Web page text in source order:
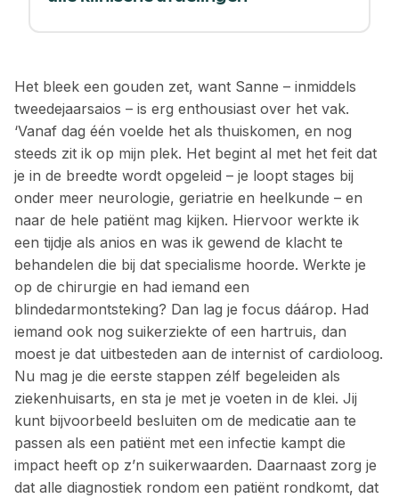
Het bleek een gouden zet, want Sanne – inmiddels
tweedejaarsaios – is erg enthousiast over het vak.
‘Vanaf dag één voelde het als thuis­komen, en nog
steeds zit ik op mijn plek. Het begint al met het feit dat
je in de breedte wordt opgeleid – je loopt stages bij
onder meer neurologie, geriatrie en heelkunde – en
naar de hele patiënt mag kijken. Hiervoor werkte ik
een tijdje als anios en was ik gewend de klacht te
behandelen die bij dat specialisme hoorde. Werkte je
op de chirurgie en had iemand een
blindedarmontsteking? Dan lag je focus dáárop. Had
iemand ook nog suikerziekte of een hartruis, dan
moest je dat uit­besteden aan de internist of cardioloog.
Nu mag je die eerste stappen zélf begeleiden als
ziekenhuisarts, en sta je met je voeten in de klei. Jij
kunt bijvoorbeeld besluiten om de medicatie aan te
passen als een patiënt met een infectie kampt die
impact heeft op z’n ­suikerwaarden. Daarnaast zorg je
dat alle ­diagnostiek rondom een patiënt rondkomt, dat